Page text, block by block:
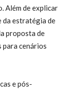
Além de explicar
da estratégia de
proposta de
para cenários
e pós-